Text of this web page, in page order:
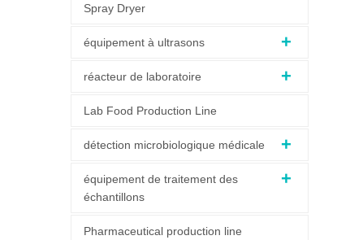
Spray Dryer
équipement à ultrasons
réacteur de laboratoire
Lab Food Production Line
détection microbiologique médicale
équipement de traitement des
échantillons
Pharmaceutical production line